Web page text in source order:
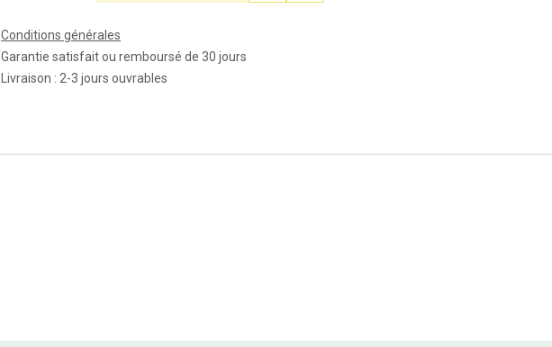
Conditions générales
Garantie satisfait ou remboursé de 30 jours
Livraison : 2-3 jours ouvrables